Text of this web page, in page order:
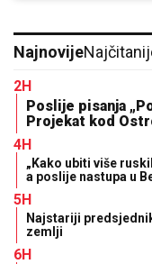
Najnovije
2H
Poslije pisanja
Projekat kod
4H
„Kako ubiti više
a poslije nastupa u
5H
Najstariji
zemlji
6H